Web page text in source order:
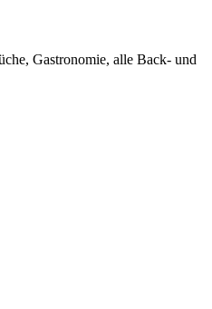
Gastronomie, alle Back- und